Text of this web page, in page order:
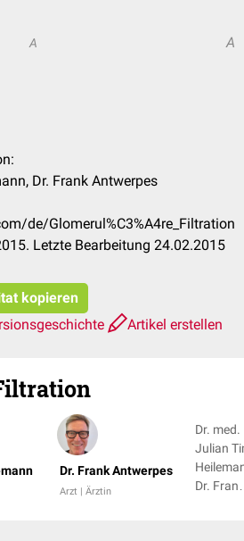
A A
Dr. Frank Antwerpes
de/Glomerul%C3%A4re_Filtration
Letzte Bearbeitung 24.02.2015
kopieren
Artikel erstellen
Dr. Frank Antwerpes
Arzt | Ärztin
Dr. med.
Julian
Dr. Frank